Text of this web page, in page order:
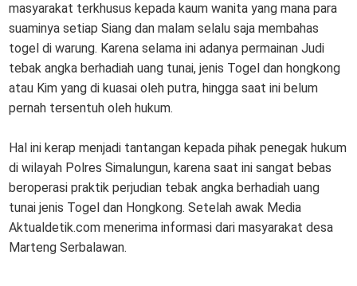
masyarakat terkhusus kepada kaum wanita yang mana para
suaminya setiap Siang dan malam selalu saja membahas
togel di warung. Karena selama ini adanya permainan Judi
tebak angka berhadiah uang tunai, jenis Togel dan hongkong
atau Kim yang di kuasai oleh putra, hingga saat ini belum
pernah tersentuh oleh hukum.
Hal ini kerap menjadi tantangan kepada pihak penegak hukum
di wilayah Polres Simalungun, karena saat ini sangat bebas
beroperasi praktik perjudian tebak angka berhadiah uang
tunai jenis Togel dan Hongkong. Setelah awak Media
Aktualdetik.com menerima informasi dari masyarakat desa
Marteng Serbalawan.